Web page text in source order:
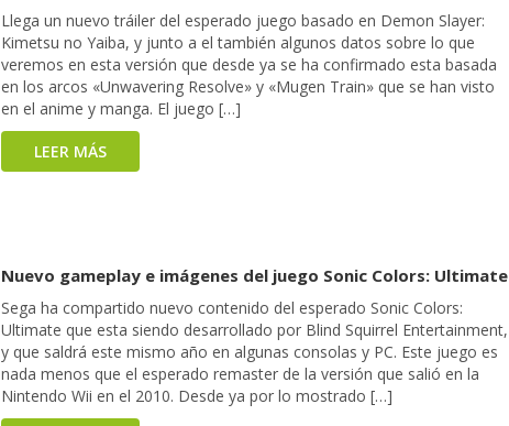
Llega un nuevo tráiler del esperado juego basado en Demon Slayer:
Kimetsu no Yaiba, y junto a el también algunos datos sobre lo que
veremos en esta versión que desde ya se ha confirmado esta basada
en los arcos «Unwavering Resolve» y «Mugen Train» que se han visto
en el anime y manga. El juego […]
LEER MÁS
Nuevo gameplay e imágenes del juego Sonic Colors: Ultimate
Sega ha compartido nuevo contenido del esperado Sonic Colors:
Ultimate que esta siendo desarrollado por Blind Squirrel Entertainment,
y que saldrá este mismo año en algunas consolas y PC. Este juego es
nada menos que el esperado remaster de la versión que salió en la
Nintendo Wii en el 2010. Desde ya por lo mostrado […]